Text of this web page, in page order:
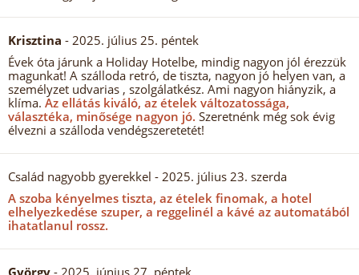
Krisztina - 2025. július 25. péntek
Évek óta járunk a Holiday Hotelbe, mindig nagyon jól érezzük
magunkat! A szálloda retró, de tiszta, nagyon jó helyen van, a
személyzet udvarias , szolgálatkész. Ami nagyon hiányzik, a
klíma. Az ellátás kiváló, az ételek változatossága,
választéka, minősége nagyon jó. Szeretnénk még sok évig
élvezni a szálloda vendégszeretetét!
Család nagyobb gyerekkel - 2025. július 23. szerda
A szoba kényelmes tiszta, az ételek finomak, a hotel
elhelyezkedése szuper, a reggelinél a kávé az automatából
ihatatlanul rossz.
György - 2025. június 27. péntek